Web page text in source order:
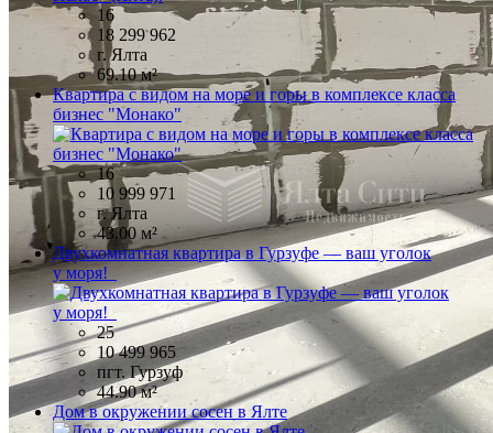
16
18 299 962
г. Ялта
69.10 м²
Квартира с видом на море и горы в комплексе класса
бизнес "Монако"
16
10 999 971
г. Ялта
43.00 м²
Двухкомнатная квартира в Гурзуфе — ваш уголок
у моря!
25
10 499 965
пгт. Гурзуф
44.90 м²
Дом в окружении сосен в Ялте